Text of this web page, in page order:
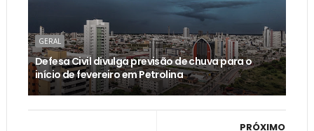
GERAL
Defesa Civil divulga previsão de chuva para o
início de fevereiro em Petrolina
PRÓXIMO